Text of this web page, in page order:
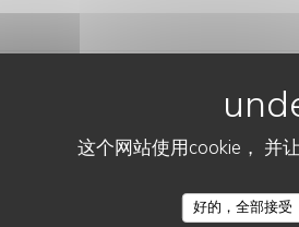
这个网站使用cookie， 并
好的，全部接受
collègues. Personnel agréable et